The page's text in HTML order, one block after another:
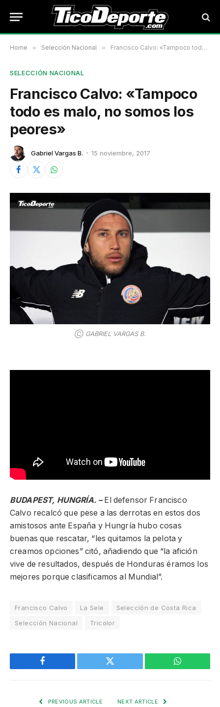
Home » Selección Nacional » Francisco Calvo: «Tampoco todo es malo, no somos los peores»
SELECCIÓN NACIONAL
Francisco Calvo: «Tampoco
todo es malo, no somos los
peores»
Gabriel Vargas B. 15 noviembre, 2017
Ⓒ GABRIEL VARGAS B.
BUDAPEST, HUNGRÍA. – El defensor Francisco
Calvo recalcó que pese a las derrotas en estos dos
amistosos ante España y Hungría hubo cosas
buenas que rescatar, “les quitamos la pelota y
creamos opciones” citó, añadiendo que “la afición
vive de resultados, después de Honduras éramos los
mejores porque clasificamos al Mundial”.
Francisco Calvo La Sele
Selección de Costa Rica
Selección Nacional
Tricolor
Facebook Twitter WhatsApp
PREVIOUS ARTICLE NEXT ARTICLE